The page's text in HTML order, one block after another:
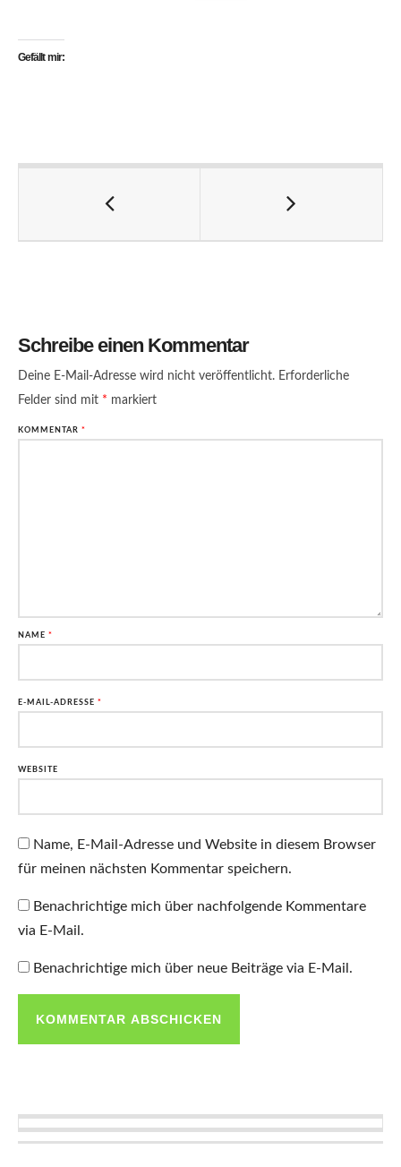
Gefällt mir:
Schreibe einen Kommentar
Deine E-Mail-Adresse wird nicht veröffentlicht. Erforderliche
Felder sind mit * markiert
KOMMENTAR *
NAME *
E-MAIL-ADRESSE *
WEBSITE
Name, E-Mail-Adresse und Website in diesem Browser
für meinen nächsten Kommentar speichern.
Benachrichtige mich über nachfolgende Kommentare
via E-Mail.
Benachrichtige mich über neue Beiträge via E-Mail.